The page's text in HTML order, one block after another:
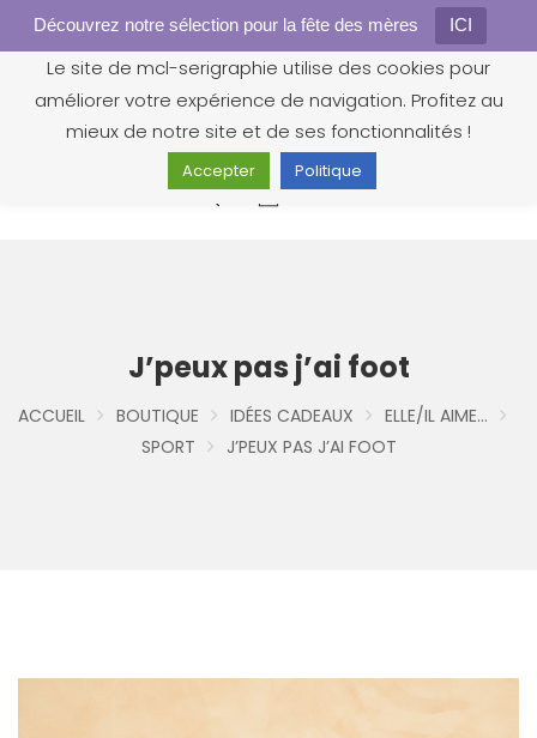
Découvrez notre sélection pour la fête des mères ICI
0
J’peux pas j’ai foot
ACCUEIL BOUTIQUE IDÉES CADEAUX
ELLE/IL AIME...
SPORT
J’PEUX PAS J’AI FOOT
Gestion des cookies
Le site de mcl-serigraphie utilise des cookies pour
améliorer votre expérience de navigation. Profitez au
mieux de notre site et de ses fonctionnalités !
Accepter Politique